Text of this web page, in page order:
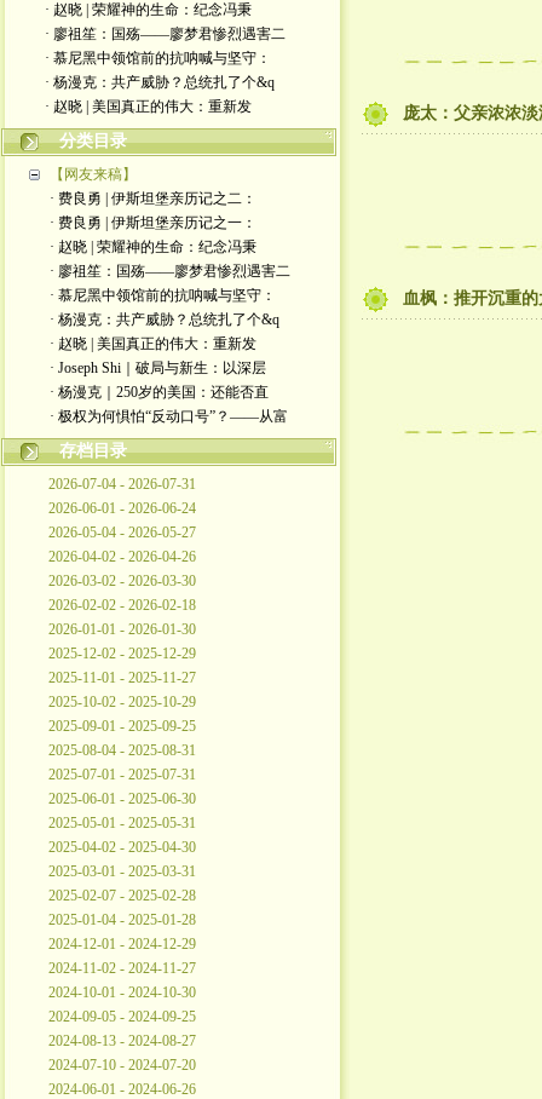
· 赵晓 | 荣耀神的生命：纪念冯秉
· 廖祖笙：国殇——廖梦君惨烈遇害二
· 慕尼黑中领馆前的抗呐喊与坚守：
· 杨漫克：共产威胁？总统扎了个&q
· 赵晓 | 美国真正的伟大：重新发
分类目录
【网友来稿】
· 费良勇 | 伊斯坦堡亲历记之二：
· 费良勇 | 伊斯坦堡亲历记之一：
· 赵晓 | 荣耀神的生命：纪念冯秉
· 廖祖笙：国殇——廖梦君惨烈遇害二
· 慕尼黑中领馆前的抗呐喊与坚守：
· 杨漫克：共产威胁？总统扎了个&q
· 赵晓 | 美国真正的伟大：重新发
· Joseph Shi｜破局与新生：以深层
· 杨漫克｜250岁的美国：还能否直
· 极权为何惧怕“反动口号”？——从富
存档目录
2026-07-04 - 2026-07-31
2026-06-01 - 2026-06-24
2026-05-04 - 2026-05-27
2026-04-02 - 2026-04-26
2026-03-02 - 2026-03-30
2026-02-02 - 2026-02-18
2026-01-01 - 2026-01-30
2025-12-02 - 2025-12-29
2025-11-01 - 2025-11-27
2025-10-02 - 2025-10-29
2025-09-01 - 2025-09-25
2025-08-04 - 2025-08-31
2025-07-01 - 2025-07-31
2025-06-01 - 2025-06-30
2025-05-01 - 2025-05-31
2025-04-02 - 2025-04-30
2025-03-01 - 2025-03-31
2025-02-07 - 2025-02-28
2025-01-04 - 2025-01-28
2024-12-01 - 2024-12-29
2024-11-02 - 2024-11-27
2024-10-01 - 2024-10-30
2024-09-05 - 2024-09-25
2024-08-13 - 2024-08-27
2024-07-10 - 2024-07-20
2024-06-01 - 2024-06-26
庞太：父亲浓浓
血枫：推开沉重的